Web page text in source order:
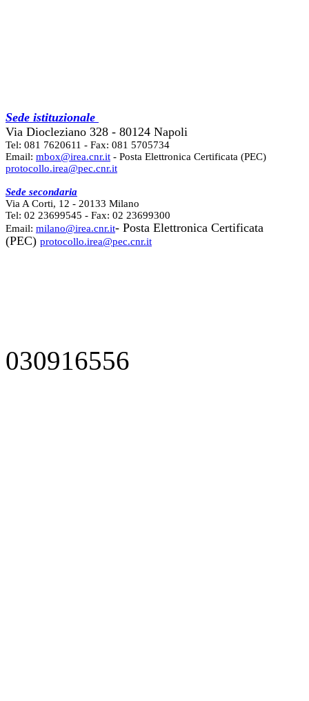
Sede istituzionale
Via Diocleziano 328 - 80124 Napoli
Tel: 081 7620611 - Fax: 081 5705734
Email: mbox@irea.cnr.it - Posta Elettronica Certificata (PEC)
protocollo.irea@pec.cnr.it
Sede secondaria
Via A Corti, 12 - 20133 Milano
Tel: 02 23699545 - Fax: 02 23699300
Email: milano@irea.cnr.it- Posta Elettronica Certificata
(PEC) protocollo.irea@pec.cnr.it
030916556